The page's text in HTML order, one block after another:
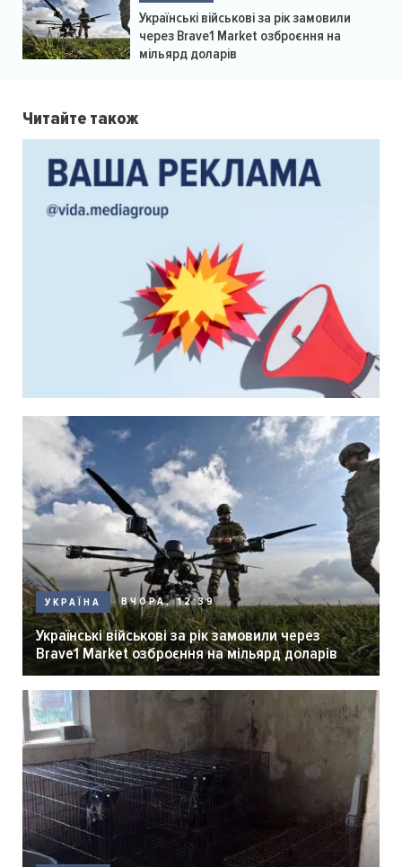
Українські військові за рік замовили
через Brave1 Market озброєння на
мільярд доларів
Читайте також
УКРАЇНА ВЧОРА, 12:39
Українські військові за рік замовили через
Brave1 Market озброєння на мільярд доларів